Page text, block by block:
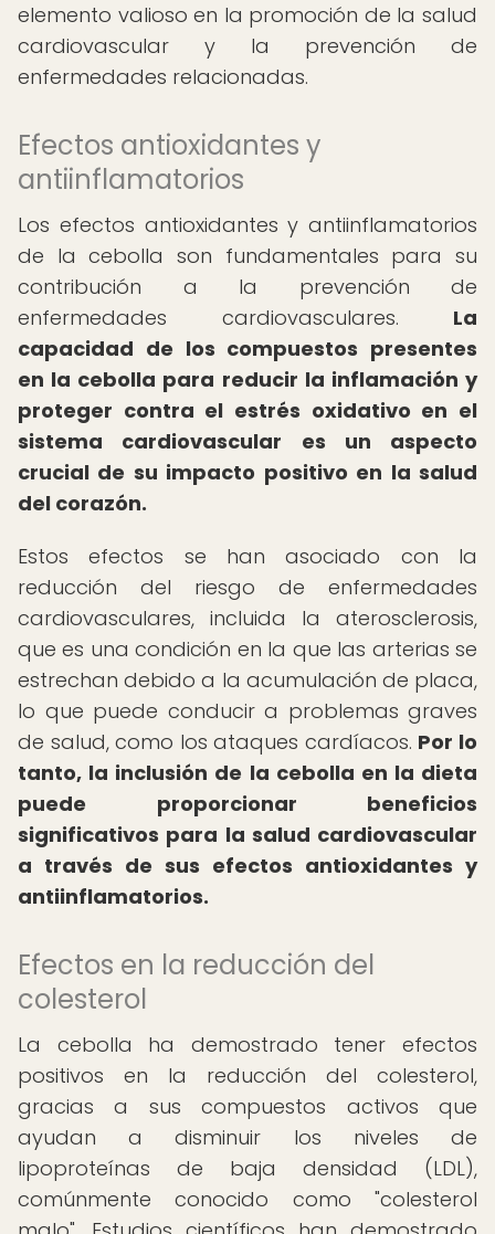
elemento valioso en la promoción de la salud
cardiovascular y la prevención de
enfermedades relacionadas.
Efectos antioxidantes y
antiinflamatorios
Los efectos antioxidantes y antiinflamatorios
de la cebolla son fundamentales para su
contribución a la prevención de
enfermedades cardiovasculares. La
capacidad de los compuestos presentes
en la cebolla para reducir la inflamación y
proteger contra el estrés oxidativo en el
sistema cardiovascular es un aspecto
crucial de su impacto positivo en la salud
del corazón.
Estos efectos se han asociado con la
reducción del riesgo de enfermedades
cardiovasculares, incluida la aterosclerosis,
que es una condición en la que las arterias se
estrechan debido a la acumulación de placa,
lo que puede conducir a problemas graves
de salud, como los ataques cardíacos. Por lo
tanto, la inclusión de la cebolla en la dieta
puede proporcionar beneficios
significativos para la salud cardiovascular
a través de sus efectos antioxidantes y
antiinflamatorios.
Efectos en la reducción del
colesterol
La cebolla ha demostrado tener efectos
positivos en la reducción del colesterol,
gracias a sus compuestos activos que
ayudan a disminuir los niveles de
lipoproteínas de baja densidad (LDL),
comúnmente conocido como "colesterol